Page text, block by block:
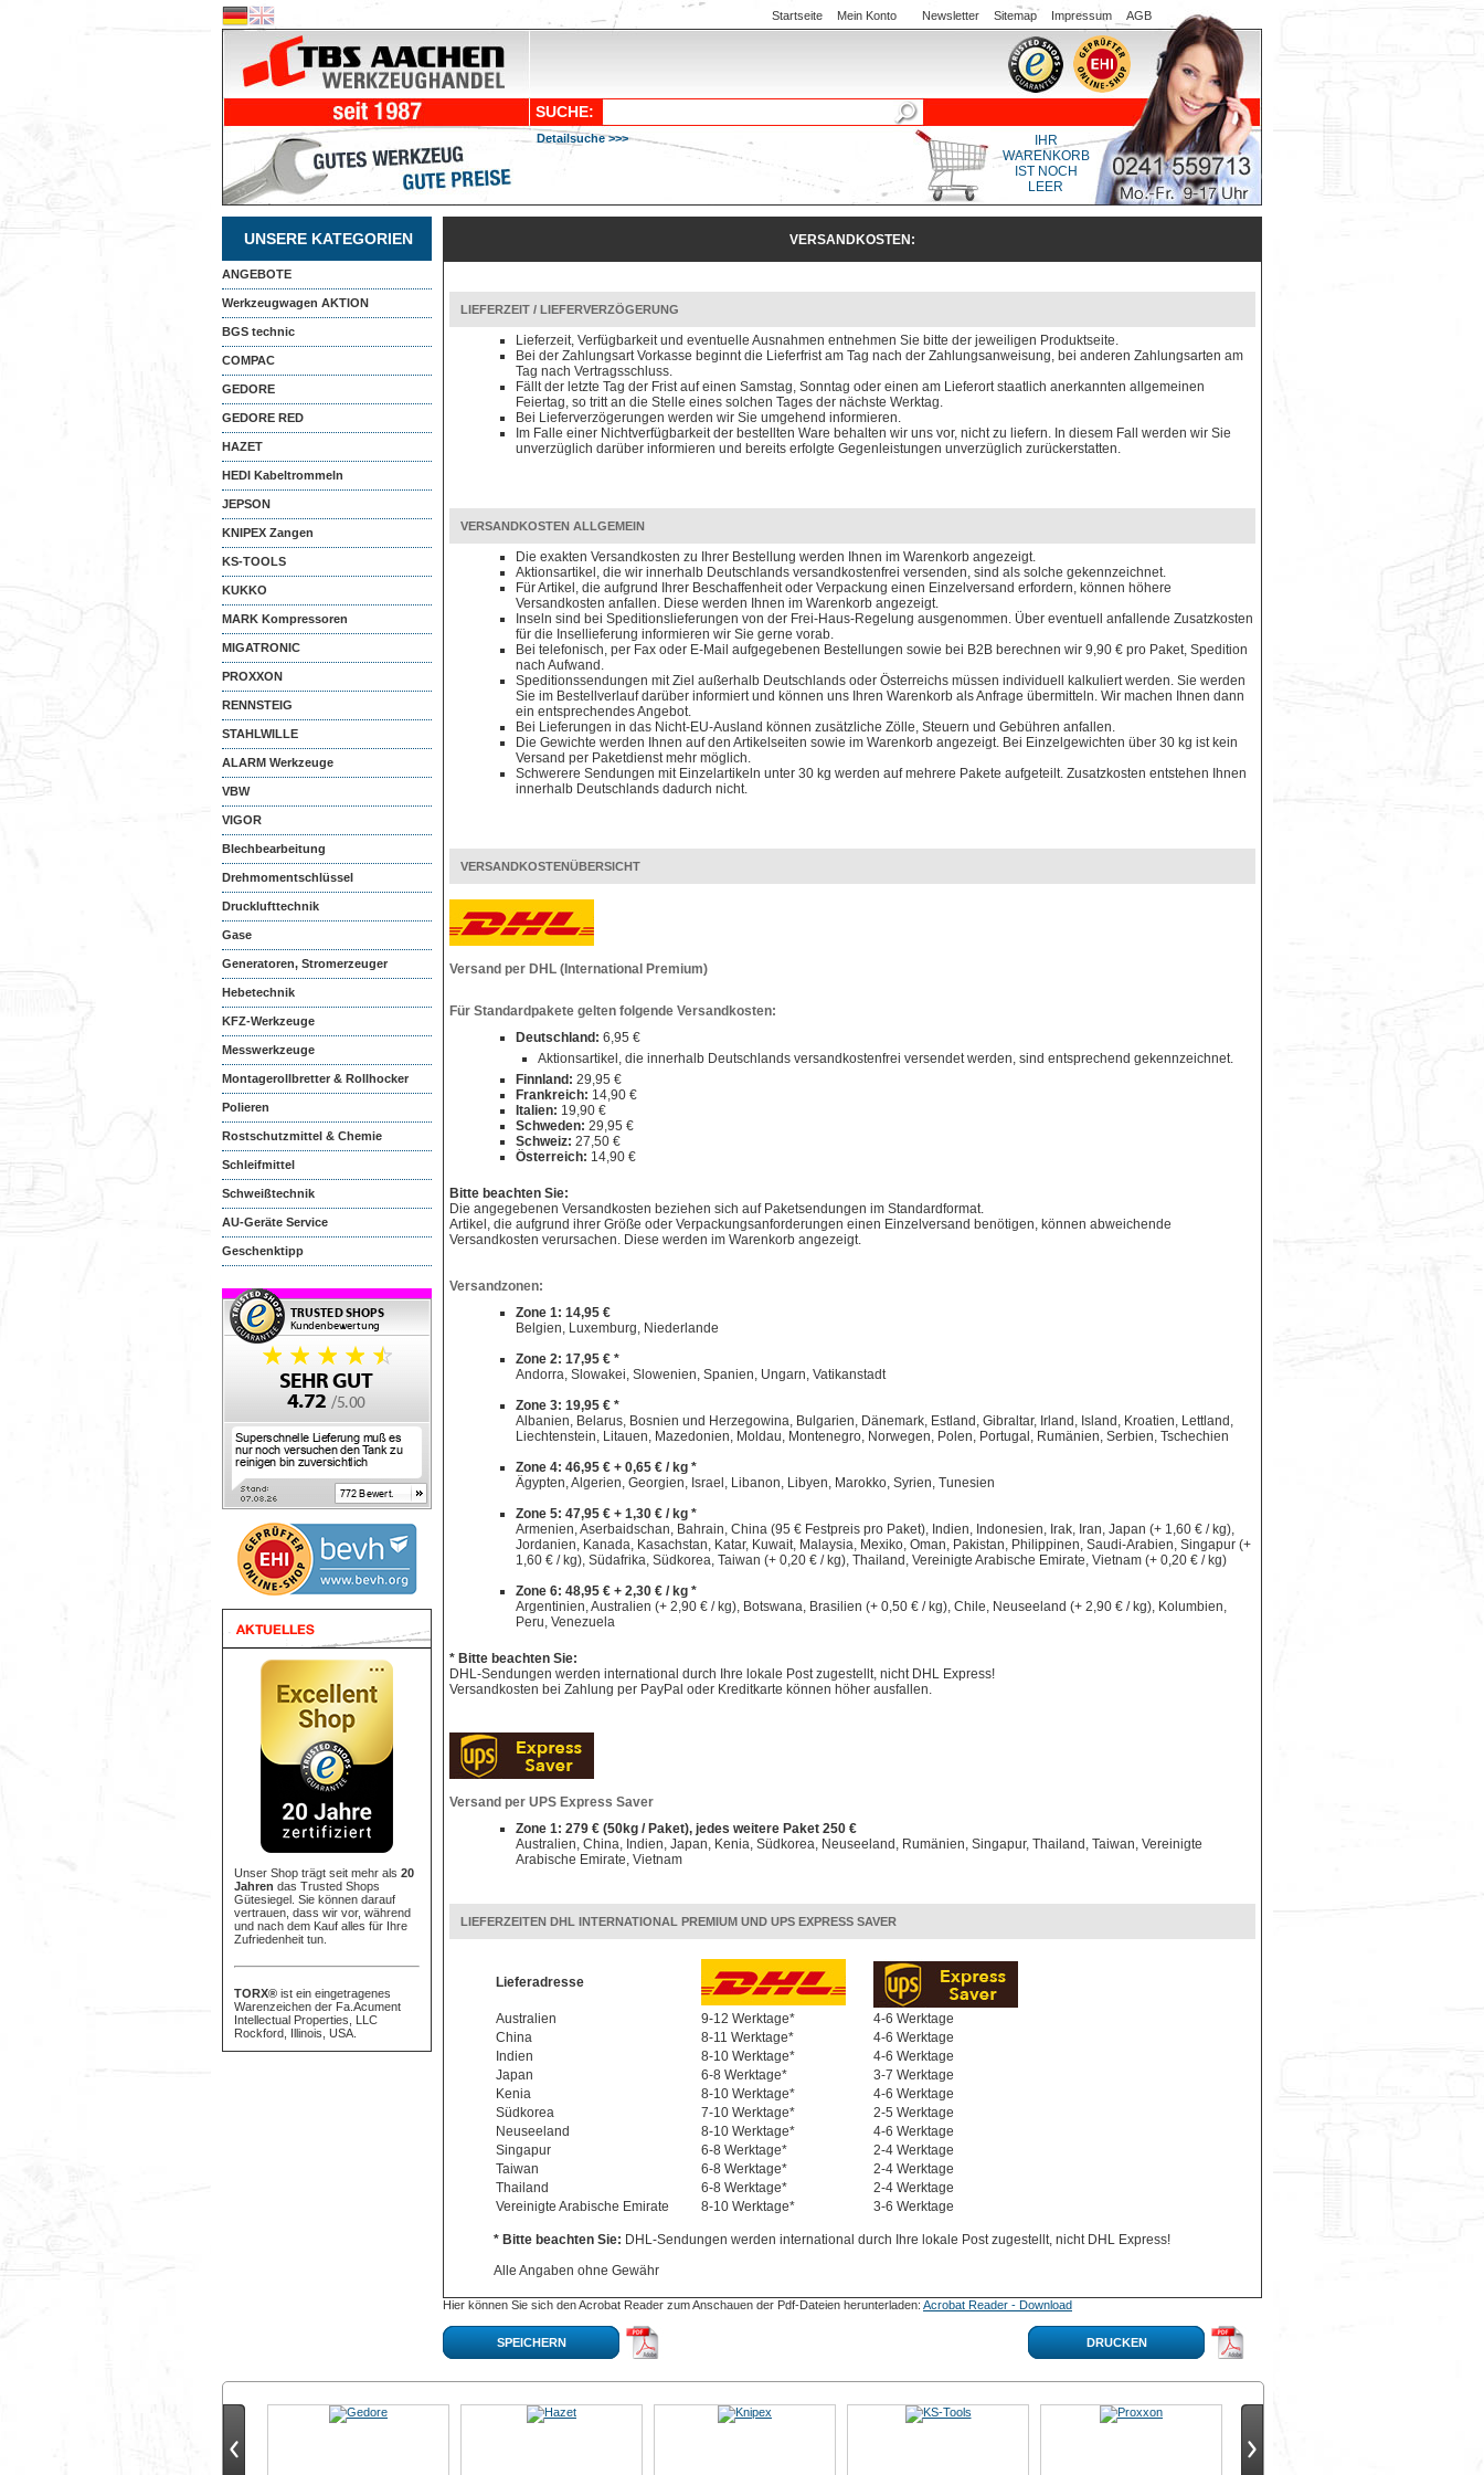
Startseite Mein Konto Newsletter Sitemap Impressum AGB
SUCHE:
Detailsuche >>>
IHR
WARENKORB
IST NOCH
LEER
UNSERE KATEGORIEN
ANGEBOTE
Werkzeugwagen AKTION
BGS technic
COMPAC
GEDORE
GEDORE RED
HAZET
HEDI Kabeltrommeln
JEPSON
KNIPEX Zangen
KS-TOOLS
KUKKO
MARK Kompressoren
MIGATRONIC
PROXXON
RENNSTEIG
STAHLWILLE
ALARM Werkzeuge
VBW
VIGOR
Blechbearbeitung
Drehmomentschlüssel
Drucklufttechnik
Gase
Generatoren, Stromerzeuger
Hebetechnik
KFZ-Werkzeuge
Messwerkzeuge
Montagerollbretter & Rollhocker
Polieren
Rostschutzmittel & Chemie
Schleifmittel
Schweißtechnik
AU-Geräte Service
Geschenktipp
Unser Shop trägt seit mehr als 20
Jahren das Trusted Shops
Gütesiegel. Sie können darauf
vertrauen, dass wir vor, während
und nach dem Kauf alles für Ihre
Zufriedenheit tun.
TORX® ist ein eingetragenes
Warenzeichen der Fa.Acument
Intellectual Properties, LLC
Rockford, Illinois, USA.
VERSANDKOSTEN:
LIEFERZEIT / LIEFERVERZÖGERUNG
Lieferzeit, Verfügbarkeit und eventuelle Ausnahmen entnehmen Sie bitte der jeweiligen Produktseite.
Bei der Zahlungsart Vorkasse beginnt die Lieferfrist am Tag nach der Zahlungsanweisung, bei anderen Zahlungsarten am
Tag nach Vertragsschluss.
Fällt der letzte Tag der Frist auf einen Samstag, Sonntag oder einen am Lieferort staatlich anerkannten allgemeinen
Feiertag, so tritt an die Stelle eines solchen Tages der nächste Werktag.
Bei Lieferverzögerungen werden wir Sie umgehend informieren.
Im Falle einer Nichtverfügbarkeit der bestellten Ware behalten wir uns vor, nicht zu liefern. In diesem Fall werden wir Sie
unverzüglich darüber informieren und bereits erfolgte Gegenleistungen unverzüglich zurückerstatten.
VERSANDKOSTEN ALLGEMEIN
Die exakten Versandkosten zu Ihrer Bestellung werden Ihnen im Warenkorb angezeigt.
Aktionsartikel, die wir innerhalb Deutschlands versandkostenfrei versenden, sind als solche gekennzeichnet.
Für Artikel, die aufgrund Ihrer Beschaffenheit oder Verpackung einen Einzelversand erfordern, können höhere
Versandkosten anfallen. Diese werden Ihnen im Warenkorb angezeigt.
Inseln sind bei Speditionslieferungen von der Frei-Haus-Regelung ausgenommen. Über eventuell anfallende Zusatzkosten
für die Insellieferung informieren wir Sie gerne vorab.
Bei telefonisch, per Fax oder E-Mail aufgegebenen Bestellungen sowie bei B2B berechnen wir 9,90 € pro Paket, Spedition
nach Aufwand.
Speditionssendungen mit Ziel außerhalb Deutschlands oder Österreichs müssen individuell kalkuliert werden. Sie werden
Sie im Bestellverlauf darüber informiert und können uns Ihren Warenkorb als Anfrage übermitteln. Wir machen Ihnen dann
ein entsprechendes Angebot.
Bei Lieferungen in das Nicht-EU-Ausland können zusätzliche Zölle, Steuern und Gebühren anfallen.
Die Gewichte werden Ihnen auf den Artikelseiten sowie im Warenkorb angezeigt. Bei Einzelgewichten über 30 kg ist kein
Versand per Paketdienst mehr möglich.
Schwerere Sendungen mit Einzelartikeln unter 30 kg werden auf mehrere Pakete aufgeteilt. Zusatzkosten entstehen Ihnen
innerhalb Deutschlands dadurch nicht.
VERSANDKOSTENÜBERSICHT
Versand per DHL (International Premium)
Für Standardpakete gelten folgende Versandkosten:
Deutschland: 6,95 €
Aktionsartikel, die innerhalb Deutschlands versandkostenfrei versendet werden, sind entsprechend gekennzeichnet.
Finnland: 29,95 €
Frankreich: 14,90 €
Italien: 19,90 €
Schweden: 29,95 €
Schweiz: 27,50 €
Österreich: 14,90 €
Bitte beachten Sie:
Die angegebenen Versandkosten beziehen sich auf Paketsendungen im Standardformat.
Artikel, die aufgrund ihrer Größe oder Verpackungsanforderungen einen Einzelversand benötigen, können abweichende
Versandkosten verursachen. Diese werden im Warenkorb angezeigt.
Versandzonen:
Zone 1: 14,95 €
Belgien, Luxemburg, Niederlande
Zone 2: 17,95 € *
Andorra, Slowakei, Slowenien, Spanien, Ungarn, Vatikanstadt
Zone 3: 19,95 € *
Albanien, Belarus, Bosnien und Herzegowina, Bulgarien, Dänemark, Estland, Gibraltar, Irland, Island, Kroatien, Lettland,
Liechtenstein, Litauen, Mazedonien, Moldau, Montenegro, Norwegen, Polen, Portugal, Rumänien, Serbien, Tschechien
Zone 4: 46,95 € + 0,65 € / kg *
Ägypten, Algerien, Georgien, Israel, Libanon, Libyen, Marokko, Syrien, Tunesien
Zone 5: 47,95 € + 1,30 € / kg *
Armenien, Aserbaidschan, Bahrain, China (95 € Festpreis pro Paket), Indien, Indonesien, Irak, Iran, Japan (+ 1,60 € / kg),
Jordanien, Kanada, Kasachstan, Katar, Kuwait, Malaysia, Mexiko, Oman, Pakistan, Philippinen, Saudi-Arabien, Singapur (+
1,60 € / kg), Südafrika, Südkorea, Taiwan (+ 0,20 € / kg), Thailand, Vereinigte Arabische Emirate, Vietnam (+ 0,20 € / kg)
Zone 6: 48,95 € + 2,30 € / kg *
Argentinien, Australien (+ 2,90 € / kg), Botswana, Brasilien (+ 0,50 € / kg), Chile, Neuseeland (+ 2,90 € / kg), Kolumbien,
Peru, Venezuela
* Bitte beachten Sie:
DHL-Sendungen werden international durch Ihre lokale Post zugestellt, nicht DHL Express!
Versandkosten bei Zahlung per PayPal oder Kreditkarte können höher ausfallen.
Versand per UPS Express Saver
Zone 1: 279 € (50kg / Paket), jedes weitere Paket 250 €
Australien, China, Indien, Japan, Kenia, Südkorea, Neuseeland, Rumänien, Singapur, Thailand, Taiwan, Vereinigte
Arabische Emirate, Vietnam
LIEFERZEITEN DHL INTERNATIONAL PREMIUM UND UPS EXPRESS SAVER
Lieferadresse
Australien 9-12 Werktage*
4-6 Werktage
China
8-11 Werktage*
4-6 Werktage
Indien
8-10 Werktage*
4-6 Werktage
Japan
6-8 Werktage*
3-7 Werktage
Kenia
8-10 Werktage*
4-6 Werktage
Südkorea
7-10 Werktage*
2-5 Werktage
Neuseeland
8-10 Werktage*
4-6 Werktage
Singapur
6-8 Werktage*
2-4 Werktage
Taiwan
6-8 Werktage*
2-4 Werktage
Thailand
6-8 Werktage*
2-4 Werktage
Vereinigte Arabische Emirate
8-10 Werktage* 3-6 Werktage
* Bitte beachten Sie: DHL-Sendungen werden international durch Ihre lokale Post zugestellt, nicht DHL Express!
Alle Angaben ohne Gewähr
Hier können Sie sich den Acrobat Reader zum Anschauen der Pdf-Dateien herunterladen: Acrobat Reader - Download
SPEICHERN DRUCKEN